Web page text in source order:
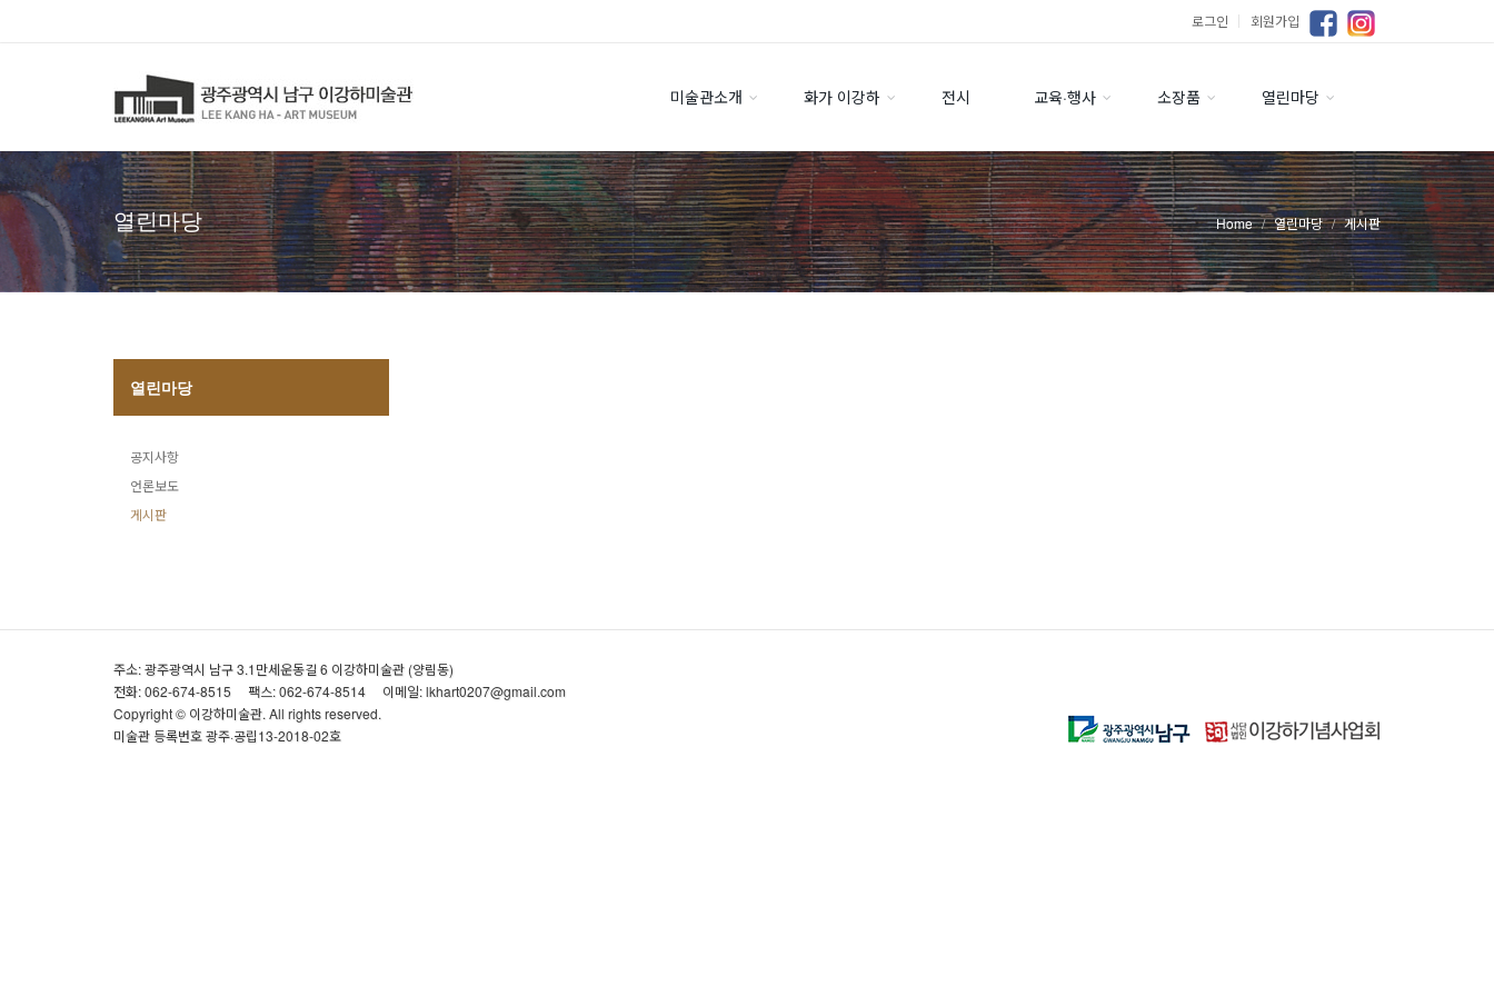
로그인 ｜ 회원가입
미술관소개 화가 이강하 전시 교육·행사 소장품 열린마당
열린마당 Home 열린마당 게시판
열린마당
공지사항
언론보도
게시판
주소: 광주광역시 남구 3.1만세운동길 6 이강하미술관 (양림동)
전화: 062-674-8515
팩스: 062-674-8514
이메일: lkhart0207@gmail.com
Copyright © 이강하미술관. All rights reserved.
미술관 등록번호 광주·공립13-2018-02호